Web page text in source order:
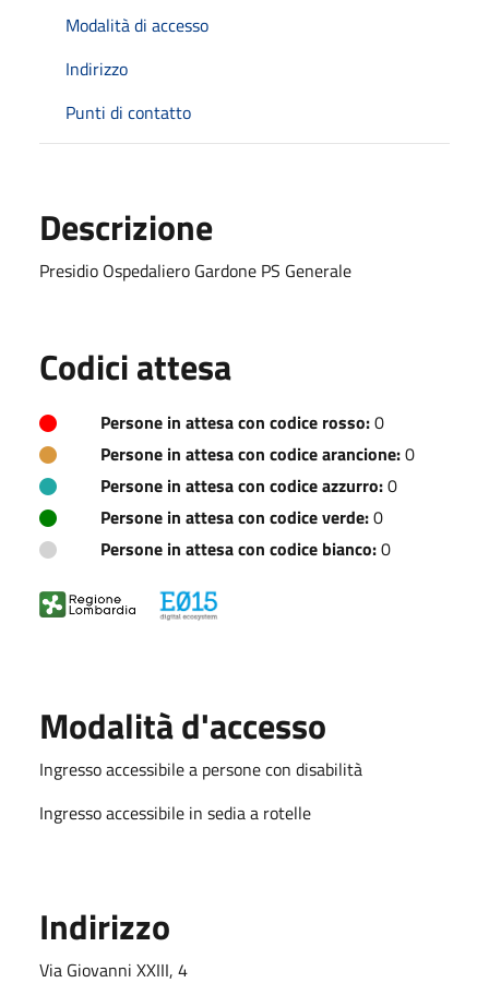
Modalità di accesso
Indirizzo
Punti di contatto
Descrizione
Presidio Ospedaliero Gardone PS Generale
Codici attesa
Persone in attesa con codice rosso:0
Persone in attesa con codice arancione:0
Persone in attesa con codice azzurro:0
Persone in attesa con codice verde:0
Persone in attesa con codice bianco:0
Modalità d'accesso
Ingresso accessibile a persone con disabilità
Ingresso accessibile in sedia a rotelle
Indirizzo
Via Giovanni XXIII, 4